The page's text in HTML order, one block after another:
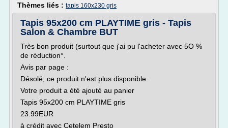
Thèmes liés : tapis 160x230 gris
Tapis 95x200 cm PLAYTIME gris - Tapis
Salon & Chambre BUT
Très bon produit (surtout que j'ai pu l'acheter avec 5O %
de réduction°.
Avis par page :
Désolé, ce produit n'est plus disponible.
Votre produit a été ajouté au panier
Tapis 95x200 cm PLAYTIME gris
23.99EUR
à crédit avec Cetelem Presto